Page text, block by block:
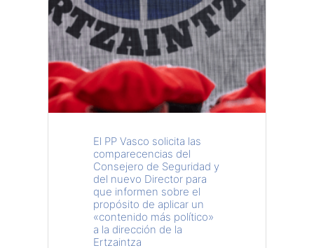
El PP Vasco solicita las
comparecencias del
Consejero de Seguridad y
del nuevo Director para
que informen sobre el
propósito de aplicar un
«contenido más político»
a la dirección de la
Ertzaintza